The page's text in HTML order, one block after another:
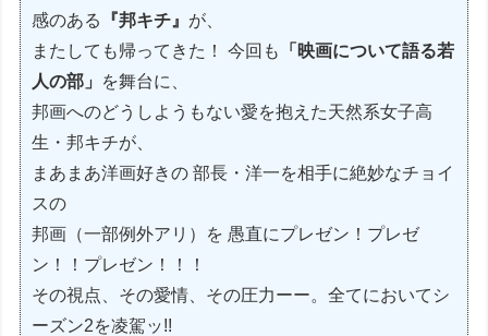
感のある
『邦キチ』 が、
またしても帰ってきた！ 今回も
「映画について語る若
人の部」
を舞台に、
邦画へのどうしようもない愛を抱えた天然系女子高
生・邦キチが、
まあまあ洋画好きの 部長・洋一を相手に絶妙なチョイ
スの
邦画（一部例外アリ）を 愚直にプレゼン！プレゼ
ン！！プレゼン！！！
その視点、その愛情、その圧力ーー。全てにおいてシ
ーズン2を凌駕ッ!!